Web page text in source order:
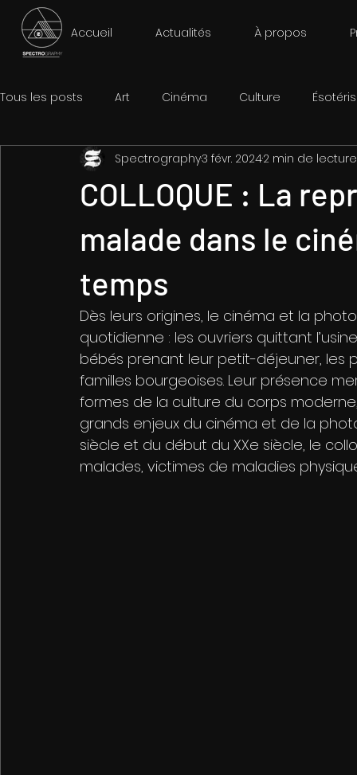
Accueil Actualités À propos
Tous les posts Art Cinéma Culture
Shopping Livre
COLLOQUE : La
malade dans le
temps
Spectrography3 févr. 20242 min de lecture
Dès leurs origines, le cinéma et la
quotidienne : les ouvriers quittant
bébés prenant leur petit-déjeuner, les
familles bourgeoises. Leur présence
formes de la culture du corps
grands enjeux du cinéma et de la
siècle et du début du XXe siècle, le
malades, victimes de maladies